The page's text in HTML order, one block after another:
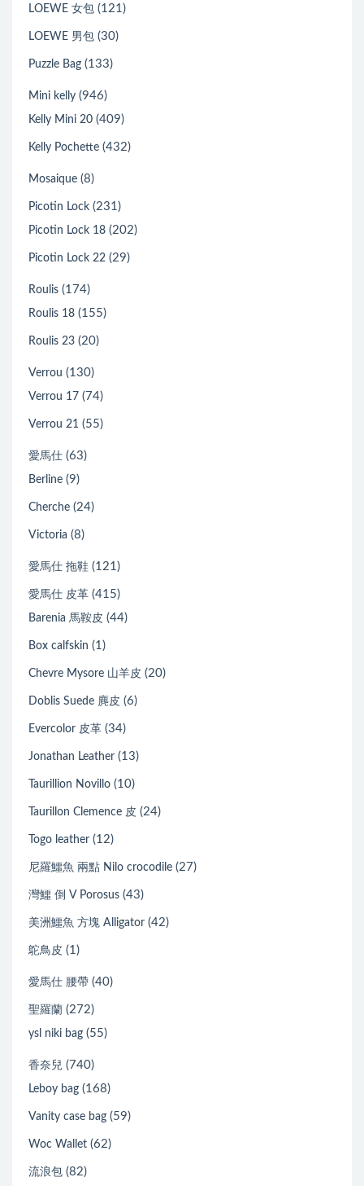
LOEWE 女包 (121)
LOEWE 男包 (30)
Puzzle Bag (133)
Mini kelly (946)
Kelly Mini 20 (409)
Kelly Pochette (432)
Mosaique (8)
Picotin Lock (231)
Picotin Lock 18 (202)
Picotin Lock 22 (29)
Roulis (174)
Roulis 18 (155)
Roulis 23 (20)
Verrou (130)
Verrou 17 (74)
Verrou 21 (55)
愛馬仕 (63)
Berline (9)
Cherche (24)
Victoria (8)
愛馬仕 拖鞋 (121)
愛馬仕 皮革 (415)
Barenia 馬鞍皮 (44)
Box calfskin (1)
Chevre Mysore 山羊皮 (20)
Doblis Suede 麂皮 (6)
Evercolor 皮革 (34)
Jonathan Leather (13)
Taurillion Novillo (10)
Taurillon Clemence 皮 (24)
Togo leather (12)
尼羅鱷魚 兩點 Nilo crocodile (27)
灣鱷 倒 V Porosus (43)
美洲鱷魚 方塊 Alligator (42)
鴕鳥皮 (1)
愛馬仕 腰帶 (40)
聖羅蘭 (272)
ysl niki bag (55)
香奈兒 (740)
Leboy bag (168)
Vanity case bag (59)
Woc Wallet (62)
流浪包 (82)